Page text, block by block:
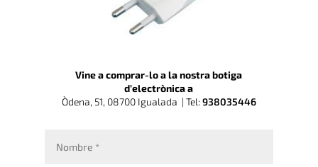
Vine a comprar-lo a la nostra botiga
d’electrònica a
Òdena, 51, 08700 Igualada | Tel: 938035446